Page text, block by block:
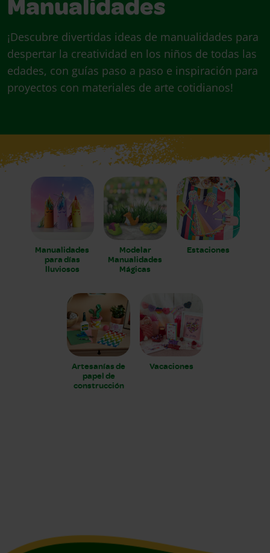
Manualidades
¡Descubre divertidas ideas de manualidades para
despertar la creatividad en los niños de todas las
edades, con guías paso a paso e inspiración para
proyectos con materiales de arte cotidianos!
Manualidades
para días
lluviosos
Modelar
Manualidades
Mágicas
Estaciones
Artesanías de
papel de
construcción
Vacaciones